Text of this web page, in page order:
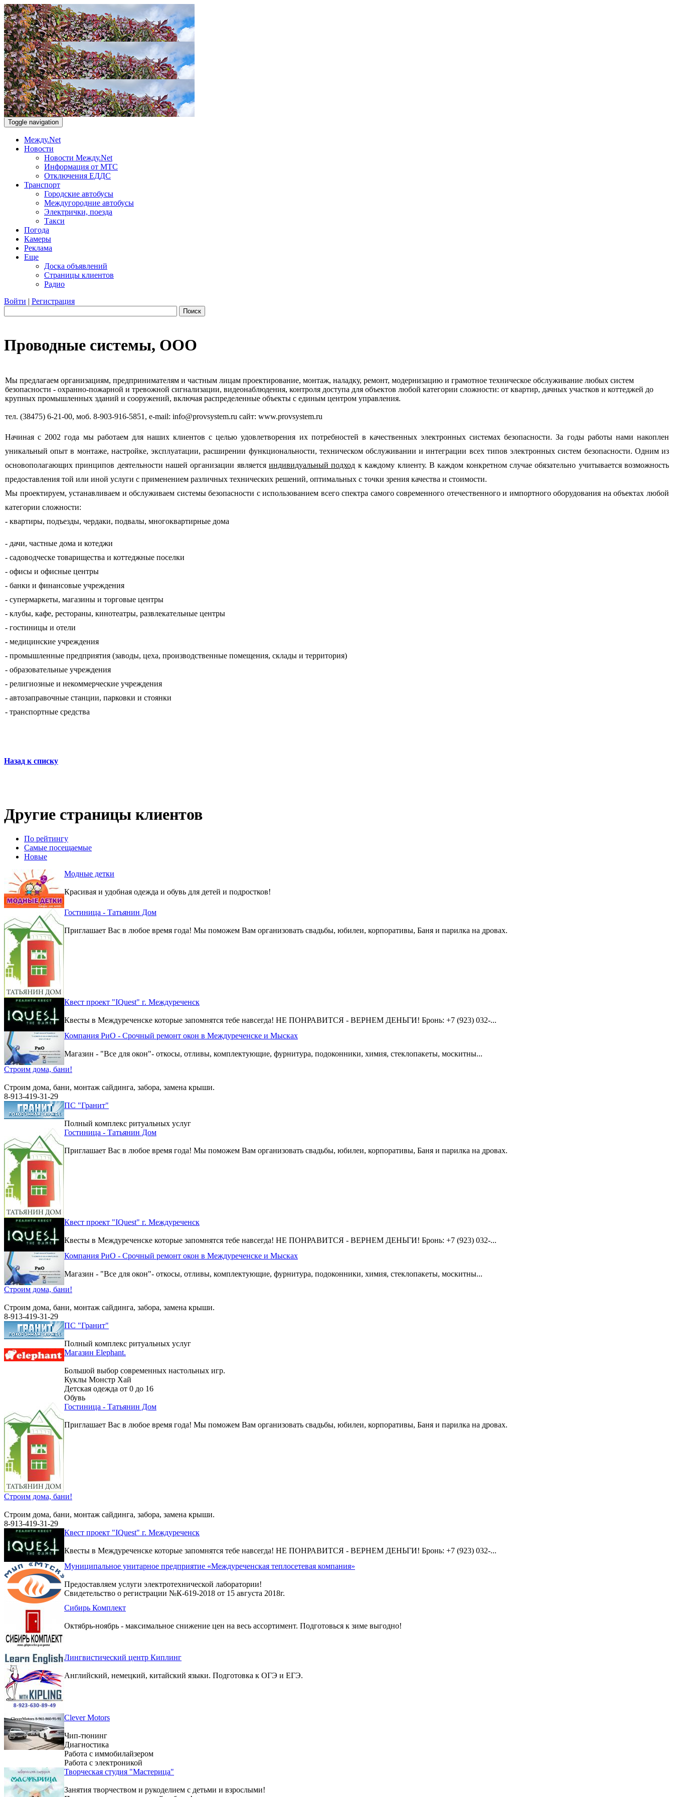
Toggle navigation
Между.Net
Новости
Новости Между.Net
Информация от МТС
Отключения ЕДДС
Транспорт
Городские автобусы
Междугородние автобусы
Электрички, поезда
Такси
Погода
Камеры
Реклама
Еще
Доска объявлений
Страницы клиентов
Радио
Войти | Регистрация
Поиск
Проводные системы, ООО
Мы предлагаем организациям, предпринимателям и частным лицам проектирование, монтаж, наладку, ремонт, модернизацию и грамотное техническое обслуживание любых систем
безопасности - охранно-пожарной и тревожной сигнализации, видеонаблюдения, контроля доступа для объектов любой категории сложности: от квартир, дачных участков и коттеджей до
крупных промышленных зданий и сооружений, включая распределенные объекты с единым центром управления.
тел. (38475) 6-21-00, моб. 8-903-916-5851, e-mail: info@provsystem.ru сайт: www.provsystem.ru
Начиная с 2002 года мы работаем для наших клиентов с целью удовлетворения их потребностей в качественных электронных системах безопасности. За годы работы нами накоплен
уникальный опыт в монтаже, настройке, эксплуатации, расширении функциональности, техническом обслуживании и интеграции всех типов электронных систем безопасности. Одним из
основополагающих принципов деятельности нашей организации являетсяиндивидуальный подход к каждому клиенту. В каждом конкретном случае обязательно учитывается возможность
предоставления той или иной услуги с применением различных технических решений, оптимальных с точки зрения качества и стоимости.
Мы проектируем, устанавливаем и обслуживаем системы безопасности с использованием всего спектра самого современного отечественного и импортного оборудования на объектах любой
категории сложности:
- квартиры, подъезды, чердаки, подвалы, многоквартирные дома
- дачи, частные дома и котеджи
- садоводческе товарищества и коттеджные поселки
- офисы и офисные центры
- банки и финансовые учреждения
- супермаркеты, магазины и торговые центры
- клубы, кафе, рестораны, кинотеатры, развлекательные центры
- гостиницы и отели
- медицинские учреждения
- промышленные предприятия (заводы, цеха, производственные помещения, склады и территория)
- образовательные учреждения
- религиозные и некоммерческие учреждения
- автозаправочные станции, парковки и стоянки
- транспортные средства
Назад к списку
Другие страницы клиентов
По рейтингу
Самые посещаемые
Новые
Модные детки
Красивая и удобная одежда и обувь для детей и подростков!
Гостиница - Татьянин Дом
Приглашает Вас в любое время года! Мы поможем Вам организовать свадьбы, юбилеи, корпоративы, Баня и парилка на дровах.
Квест проект "IQuest" г. Междуреченск
Квесты в Междуреченске которые запомнятся тебе навсегда! НЕ ПОНРАВИТСЯ - ВЕРНЕМ ДЕНЬГИ! Бронь: +7 (923) 032-...
Компания РиО - Срочный ремонт окон в Междуреченске и Мысках
Магазин - "Все для окон"- откосы, отливы, комплектующие, фурнитура, подоконники, химия, стеклопакеты, москитны...
Строим дома, бани!
Строим дома, бани, монтаж сайдинга, забора, замена крыши.
8-913-419-31-29
ПС "Гранит"
Полный комплекс ритуальных услуг
Гостиница - Татьянин Дом
Приглашает Вас в любое время года! Мы поможем Вам организовать свадьбы, юбилеи, корпоративы, Баня и парилка на дровах.
Квест проект "IQuest" г. Междуреченск
Квесты в Междуреченске которые запомнятся тебе навсегда! НЕ ПОНРАВИТСЯ - ВЕРНЕМ ДЕНЬГИ! Бронь: +7 (923) 032-...
Компания РиО - Срочный ремонт окон в Междуреченске и Мысках
Магазин - "Все для окон"- откосы, отливы, комплектующие, фурнитура, подоконники, химия, стеклопакеты, москитны...
Строим дома, бани!
Строим дома, бани, монтаж сайдинга, забора, замена крыши.
8-913-419-31-29
ПС "Гранит"
Полный комплекс ритуальных услуг
Магазин Elephant.
Большой выбор современных настольных игр.
Куклы Монстр Хай
Детская одежда от 0 до 16
Обувь
Гостиница - Татьянин Дом
Приглашает Вас в любое время года! Мы поможем Вам организовать свадьбы, юбилеи, корпоративы, Баня и парилка на дровах.
Строим дома, бани!
Строим дома, бани, монтаж сайдинга, забора, замена крыши.
8-913-419-31-29
Квест проект "IQuest" г. Междуреченск
Квесты в Междуреченске которые запомнятся тебе навсегда! НЕ ПОНРАВИТСЯ - ВЕРНЕМ ДЕНЬГИ! Бронь: +7 (923) 032-...
Муниципальное унитарное предприятие «Междуреченская теплосетевая компания»
Предоставляем услуги электротехнической лаборатории!
Свидетельство о регистрации №К-619-2018 от 15 августа 2018г.
Сибирь Комплект
Октябрь-ноябрь - максимальное снижение цен на весь ассортимент. Подготовься к зиме выгодно!
Лингвистический центр Киплинг
Английский, немецкий, китайский языки. Подготовка к ОГЭ и ЕГЭ.
Clever Motors
Чип-тюнинг
Диагностика
Работа с иммобилайзером
Работа с электроникой
Творческая студия "Мастерица"
Занятия творчеством и рукоделием с детьми и взрослыми!